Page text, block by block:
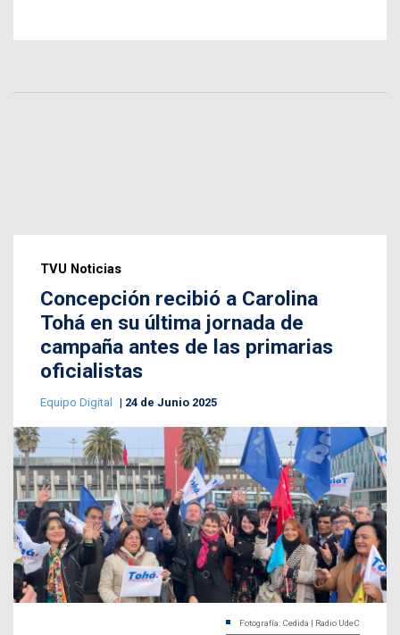
TVU Noticias
Concepción recibió a Carolina
Tohá en su última jornada de
campaña antes de las primarias
oficialistas
Equipo Digital 24 de Junio 2025
Fotografía: Cedida | Radio UdeC